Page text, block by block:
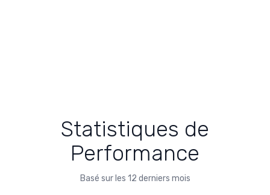
Statistiques de
Performance
Basé sur les 12 derniers mois